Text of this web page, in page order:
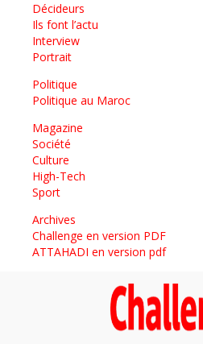
Décideurs
Ils font l’actu
Interview
Portrait
Politique
Politique au Maroc
Magazine
Société
Culture
High-Tech
Sport
Archives
Challenge en version PDF
ATTAHADI en version pdf